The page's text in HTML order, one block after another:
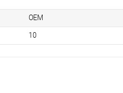
OEM
10